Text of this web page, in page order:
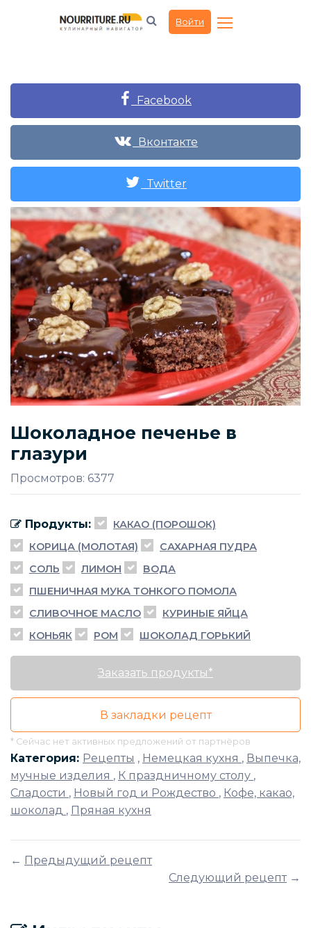
Войти
Facebook
Вконтакте
Twitter
Шоколадное печенье в
глазури
Просмотров: 6377
Продукты:
КАКАО (ПОРОШОК)
КОРИЦА (МОЛОТАЯ)
САХАРНАЯ ПУДРА
СОЛЬ
ЛИМОН
ВОДА
ПШЕНИЧНАЯ МУКА ТОНКОГО ПОМОЛА
СЛИВОЧНОЕ МАСЛО
КУРИНЫЕ ЯЙЦА
КОНЬЯК
РОМ ШОКОЛАД ГОРЬКИЙ
Заказать продукты*
В закладки рецепт
* Сейчас нет активных предложений от партнёров
Категория: Рецепты , Немецкая кухня , Выпечка,
мучные изделия , К праздничному столу ,
Сладости , Новый год и Рождество , Кофе, какао,
шоколад , Пряная кухня
← Предыдущий рецепт
Следующий рецепт→